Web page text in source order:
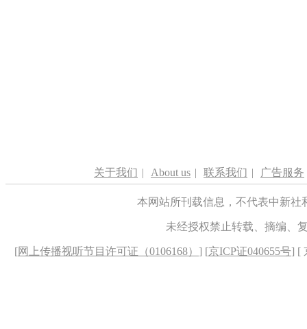
关于我们 | About us | 联系我们 | 广告服务
本网站所刊载信息，不代表中新
未经授权禁止转载、摘编、
[网上传播视听节目许可证（0106168） ] [京ICP证040655号] [